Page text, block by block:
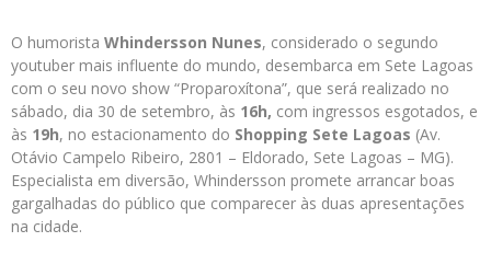
O humorista Whindersson Nunes, considerado o segundo
youtuber mais influente do mundo, desembarca em Sete Lagoas
com o seu novo show “Proparoxítona”, que será realizado no
sábado, dia 30 de setembro, às 16h, com ingressos esgotados, e
às 19h, no estacionamento do Shopping Sete Lagoas (Av.
Otávio Campelo Ribeiro, 2801 – Eldorado, Sete Lagoas – MG).
Especialista em diversão, Whindersson promete arrancar boas
gargalhadas do público que comparecer às duas apresentações
na cidade.